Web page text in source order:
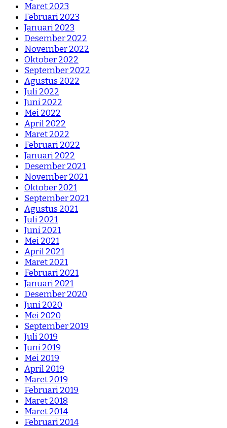
Maret 2023
Februari 2023
Januari 2023
Desember 2022
November 2022
Oktober 2022
September 2022
Agustus 2022
Juli 2022
Juni 2022
Mei 2022
April 2022
Maret 2022
Februari 2022
Januari 2022
Desember 2021
November 2021
Oktober 2021
September 2021
Agustus 2021
Juli 2021
Juni 2021
Mei 2021
April 2021
Maret 2021
Februari 2021
Januari 2021
Desember 2020
Juni 2020
Mei 2020
September 2019
Juli 2019
Juni 2019
Mei 2019
April 2019
Maret 2019
Februari 2019
Maret 2018
Maret 2014
Februari 2014